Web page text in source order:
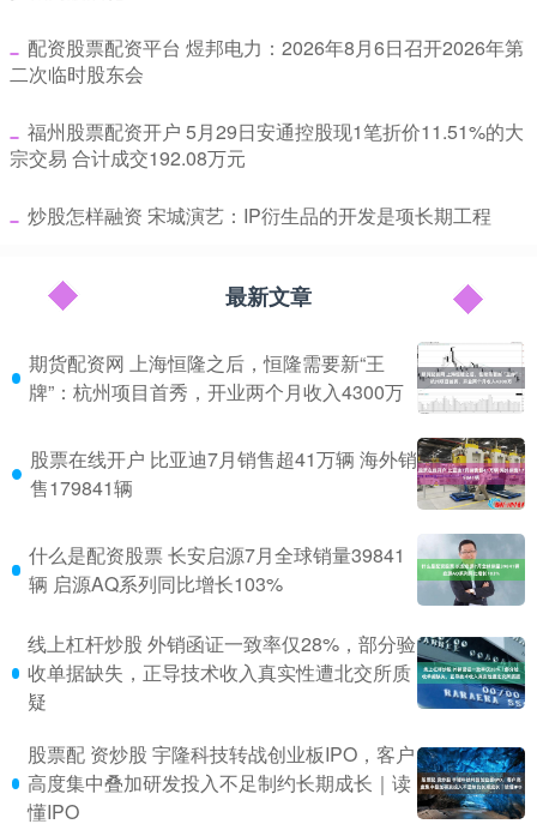
​配资股票配资平台 煜邦电力：2026年8月6日召开2026年第
二次临时股东会
​福州股票配资开户 5月29日安通控股现1笔折价11.51%的大
宗交易 合计成交192.08万元
​炒股怎样融资 宋城演艺：IP衍生品的开发是项长期工程
最新文章
期货配资网 上海恒隆之后，恒隆需要新“王
牌”：杭州项目首秀，开业两个月收入4300万
股票在线开户 比亚迪7月销售超41万辆 海外销
售179841辆
什么是配资股票 长安启源7月全球销量39841
辆 启源AQ系列同比增长103%
线上杠杆炒股 外销函证一致率仅28%，部分验
收单据缺失，正导技术收入真实性遭北交所质
疑
股票配 资炒股 宇隆科技转战创业板IPO，客户
高度集中叠加研发投入不足制约长期成长｜读
懂IPO